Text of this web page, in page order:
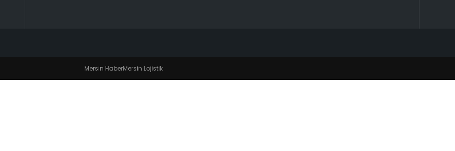
Mersin HaberMersin Lojistik